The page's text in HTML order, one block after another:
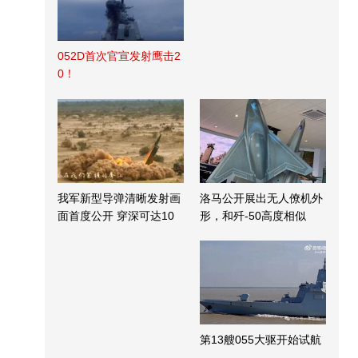
052D首次官宣发射鹰击2
0！
我军新型导弹清晰发射画
面首度公开 穿深可达10
洛马公开展出无人僚机外
形，和歼-50高度相似
第13艘055大驱开始试航